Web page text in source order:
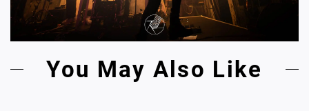
You May Also Like